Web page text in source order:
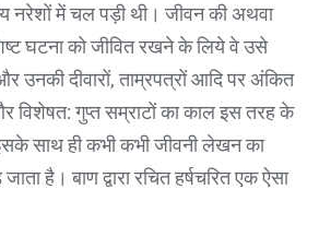
नरेशों में चल पड़ी थी। जीवन की अथवा
घटना को जीवित रखने के लिये वे उसे
उनकी दीवारों, ताम्रपत्रों आदि पर अंकित
विशेषत: गुप्त सम्राटों का काल इस तरह के
साथ ही कभी कभी जीवनी लेखन का
है। बाण द्वारा रचित हर्षचरित एक ऐसा